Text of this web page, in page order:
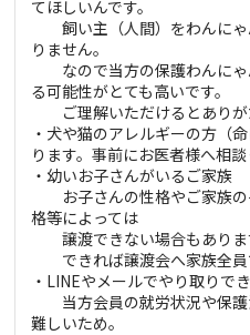
てほしいんです。
飼い主（人間）をわんにゃ
りません。
なので当方の保護わんにゃ
る可能性がとても高いです。
ご理解いただけるとありが
・犬や猫のアレルギーの方（
ります。事前にお医者様へ相談
・幼いお子さんがいるご家族
お子さんの性格やご家族の
格等によっては
譲渡できない場合もありま
できれば譲渡会へ家族全員
・LINEやメールでやり取りで
当方会員の就労状況や保護
難しいため。